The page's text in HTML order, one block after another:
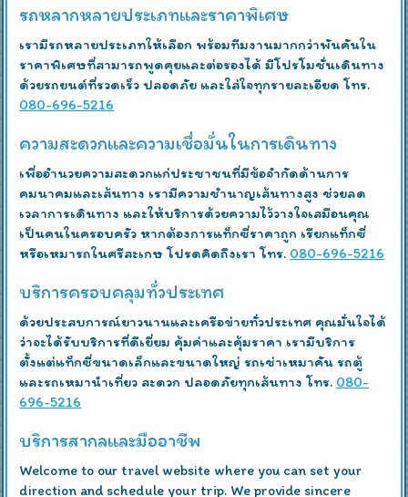
รถหลากหลายประเภทและราคาพิเศษ
เรามีรถหลายประเภทให้เลือก พร้อมทีมงานมากกว่าพันคันใน
ราคาพิเศษที่สามารถพูดคุยและต่อรองได้ มีโปรโมชั่นเดินทาง
ด้วยรถยนต์ที่รวดเร็ว ปลอดภัย และใส่ใจทุกรายละเอียด โทร.
080-696-5216
ความสะดวกและความเชื่อมั่นในการเดินทาง
เพื่ออำนวยความสะดวกแก่ประชาชนที่มีข้อจำกัดด้านการ
คมนาคมและเส้นทาง เรามีความชำนาญเส้นทางสูง ช่วยลด
เวลาการเดินทาง และให้บริการด้วยความไว้วางใจเสมือนคุณ
เป็นคนในครอบครัว หากต้องการแท็กซี่ราคาถูก เรียกแท็กซี่
หรือเหมารถในศรีสะเกษ โปรดคิดถึงเรา โทร. 080-696-5216
บริการครอบคลุมทั่วประเทศ
ด้วยประสบการณ์ยาวนานและเครือข่ายทั่วประเทศ คุณมั่นใจได้
ว่าจะได้รับบริการที่ดีเยี่ยม คุ้มค่าและคุ้มราคา เรามีบริการ
ตั้งแต่แท็กซี่ขนาดเล็กและขนาดใหญ่ รถเช่าเหมาคัน รถตู้
และรถเหมานำเที่ยว สะดวก ปลอดภัยทุกเส้นทาง โทร. 080-
696-5216
บริการสากลและมืออาชีพ
Welcome to our travel website where you can set your
direction and schedule your trip. We provide sincere